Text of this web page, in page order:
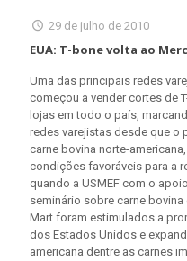
29 de julho de 2010
EUA: T-bone volta ao
Uma das principais redes
começou a vender cortes de
lojas em todo o país,
redes varejistas desde que o
carne bovina norte-
condições favoráveis para a
quando a USMEF com o
seminário sobre carne
Mart foram estimulados a
dos Estados Unidos e
americana dentre as carnes